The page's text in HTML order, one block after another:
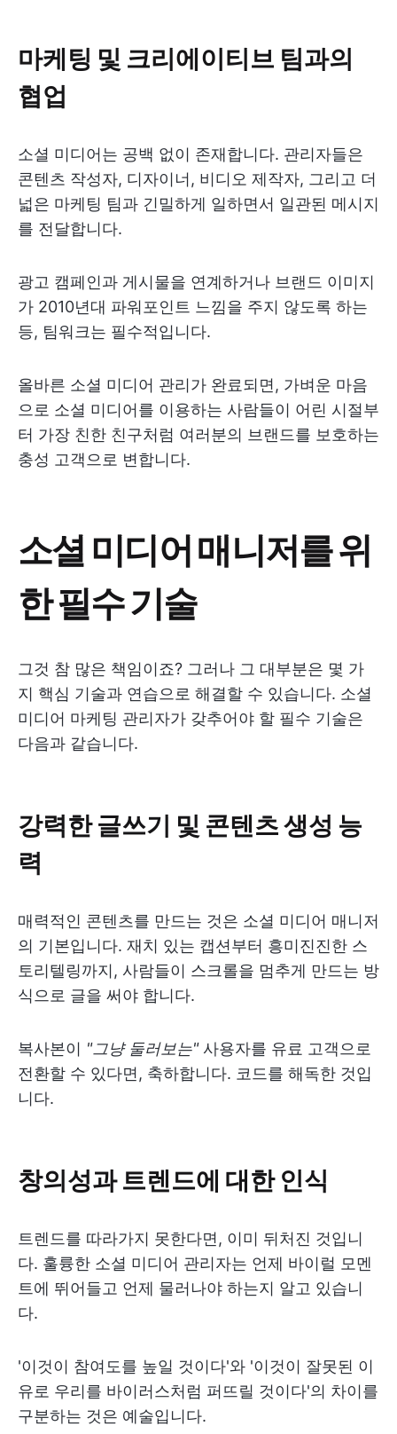
마케팅 및 크리에이티브 팀과의
협업
소셜 미디어는 공백 없이 존재합니다. 관리자들은
콘텐츠 작성자, 디자이너, 비디오 제작자, 그리고 더
넓은 마케팅 팀과 긴밀하게 일하면서 일관된 메시지
를 전달합니다.
광고 캠페인과 게시물을 연계하거나 브랜드 이미지
가 2010년대 파워포인트 느낌을 주지 않도록 하는
등, 팀워크는 필수적입니다.
올바른 소셜 미디어 관리가 완료되면, 가벼운 마음
으로 소셜 미디어를 이용하는 사람들이 어린 시절부
터 가장 친한 친구처럼 여러분의 브랜드를 보호하는
충성 고객으로 변합니다.
소셜 미디어 매니저를 위
한 필수 기술
그것 참 많은 책임이죠? 그러나 그 대부분은 몇 가
지 핵심 기술과 연습으로 해결할 수 있습니다. 소셜
미디어 마케팅 관리자가 갖추어야 할 필수 기술은
다음과 같습니다.
강력한 글쓰기 및 콘텐츠 생성 능
력
매력적인 콘텐츠를 만드는 것은 소셜 미디어 매니저
의 기본입니다. 재치 있는 캡션부터 흥미진진한 스
토리텔링까지, 사람들이 스크롤을 멈추게 만드는 방
식으로 글을 써야 합니다.
복사본이 "그냥 둘러보는"사용자를 유료 고객으로
전환할 수 있다면, 축하합니다. 코드를 해독한 것입
니다.
창의성과 트렌드에 대한 인식
트렌드를 따라가지 못한다면, 이미 뒤처진 것입니
다. 훌륭한 소셜 미디어 관리자는 언제 바이럴 모멘
트에 뛰어들고 언제 물러나야 하는지 알고 있습니
다.
'이것이 참여도를 높일 것이다'와 '이것이 잘못된 이
유로 우리를 바이러스처럼 퍼뜨릴 것이다'의 차이를
구분하는 것은 예술입니다.